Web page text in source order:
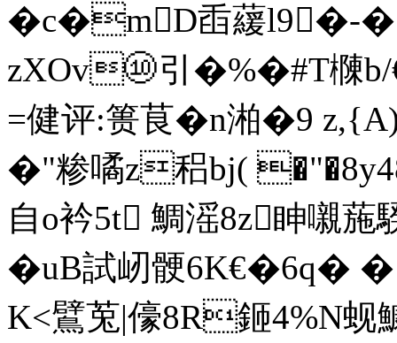
�c�mD臿藧l9�-�
zXOv⑩引�%�#T樄b/
=健评:篑茛�n湐�9
�"糁噊z稆bj(
自o衿5t 鯛滛8z眒嚫
�uB試屻骾6K€�6q�
K<鷿莵|儫8R鉔4%N